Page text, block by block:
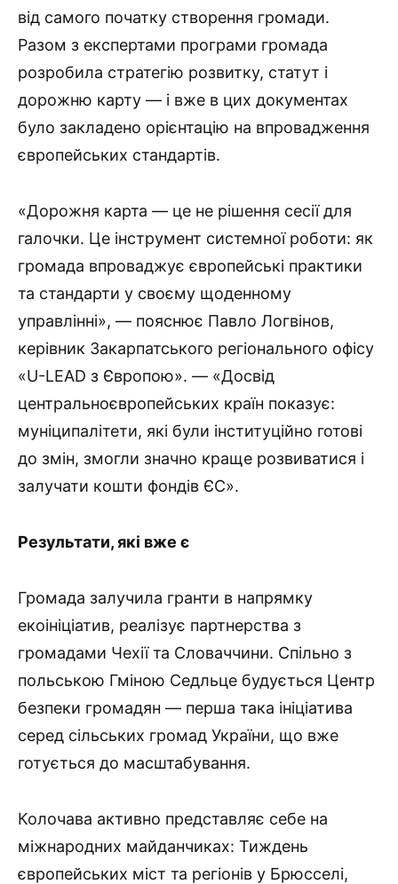
від самого початку створення громади.
Разом з експертами програми громада
розробила стратегію розвитку, статут і
дорожню карту — і вже в цих документах
було закладено орієнтацію на впровадження
європейських стандартів.
«Дорожня карта — це не рішення сесії для
галочки. Це інструмент системної роботи: як
громада впроваджує європейські практики
та стандарти у своєму щоденному
управлінні», — пояснює Павло Логвінов,
керівник Закарпатського регіонального офісу
«U-LEAD з Європою». — «Досвід
центральноєвропейських країн показує:
муніципалітети, які були інституційно готові
до змін, змогли значно краще розвиватися і
залучати кошти фондів ЄС».
Результати, які вже є
Громада залучила гранти в напрямку
екоініціатив, реалізує партнерства з
громадами Чехії та Словаччини. Спільно з
польською Гміною Седльце будується Центр
безпеки громадян — перша така ініціатива
серед сільських громад України, що вже
готується до масштабування.
Колочава активно представляє себе на
міжнародних майданчиках: Тиждень
європейських міст та регіонів у Брюсселі,